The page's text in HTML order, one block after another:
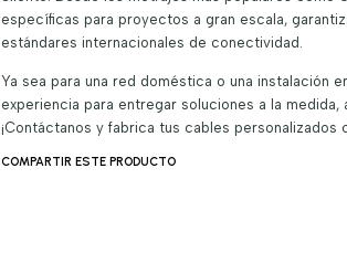
específicas para proyectos a gran escala,
estándares internacionales de conectividad.
Ya sea para una red doméstica o una instalación
experiencia para entregar soluciones a la
¡Contáctanos y fabrica tus cables personalizados
COMPARTIR ESTE PRODUCTO